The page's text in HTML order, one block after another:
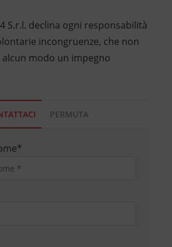
S.r.l. declina ogni responsabilità
incongruenze, che non
modo un impegno
PERMUTA
*